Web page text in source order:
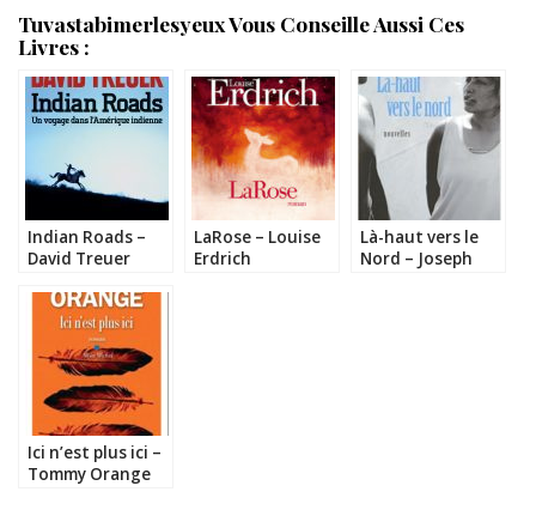
Tuvastabimerlesyeux Vous Conseille Aussi Ces
Livres :
Indian Roads –
David Treuer
LaRose – Louise
Erdrich
Là-haut vers le
Nord – Joseph
Ici n’est plus ici –
Tommy Orange